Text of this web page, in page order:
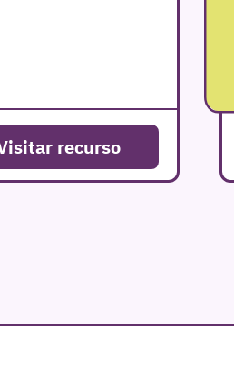
recurso